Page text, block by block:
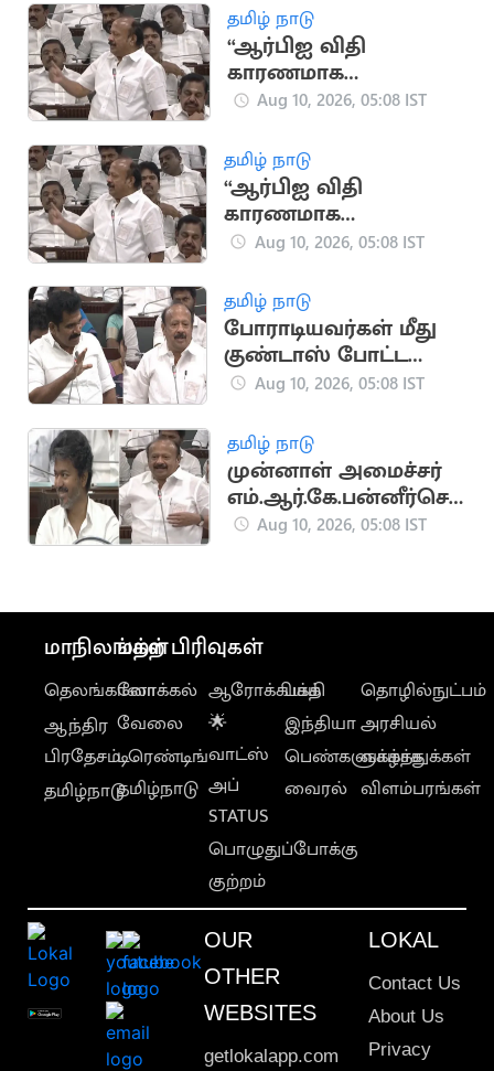
தமிழ் நாடு
“ஆர்பிஐ விதி
காரணமாக
பயிர்க்கடன் தள்ளுபடி
அளிக்கவில்லை” -
எம்ஆர்கே
Aug 10, 2026, 05:08 IST
தமிழ் நாடு
“ஆர்பிஐ விதி
காரணமாக
பயிர்க்கடன் தள்ளுபடி
அளிக்கவில்லை” -
எம்ஆர்கே
Aug 10, 2026, 05:08 IST
தமிழ் நாடு
போராடியவர்கள் மீது
குண்டாஸ் போட்ட
திமுக அரசு: அமைச்சர்
Aug 10, 2026, 05:08 IST
தமிழ் நாடு
முன்னாள் அமைச்சர்
எம்.ஆர்.கே.பன்னீர்செ
ல்வம் பேச்சால்
Aug 10, 2026, 05:08 IST
மாநிலங்கள்
தெலங்கானா
ஆந்திர
பிரதேசம்
தமிழ்நாடு
மற்ற பிரிவுகள்
லோக்கல்
வேலை
டிரெண்டிங்
தமிழ்நாடு
ஆரோக்கியம்
🌟
வாட்ஸ்
அப்
STATUS
பொழுதுப்போக்கு
குற்றம்
பக்தி
இந்தியா
பெண்களுக்காக
வைரல்
தொழில்நுட்பம்
அரசியல்
வாழ்த்துக்கள்
விளம்பரங்கள்
OUR
OTHER
WEBSITES
getlokalapp.com
LOKAL
Contact Us
About Us
Privacy